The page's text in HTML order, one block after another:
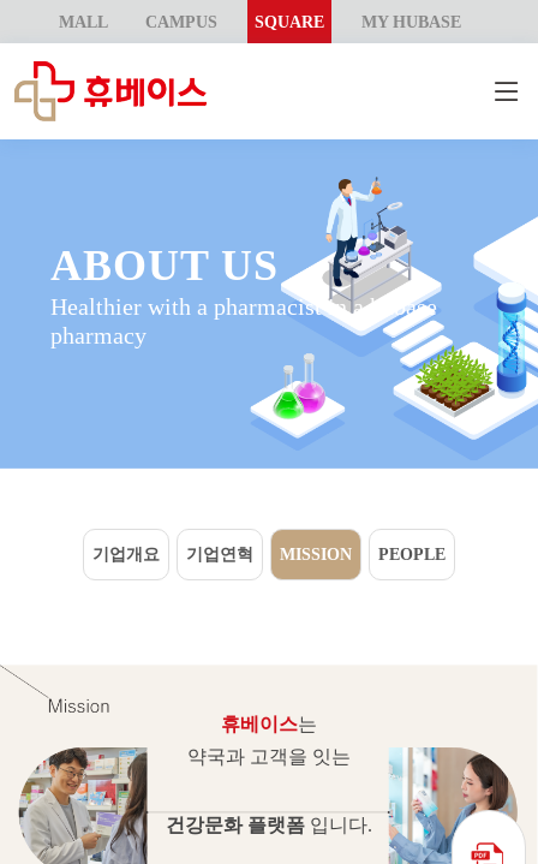
MALL CAMPUS SQUARE MY HUBASE
ABOUT US
Healthier with a pharmacist in a hubase
pharmacy
기업개요 기업연혁 MISSION PEOPLE
휴베이스는
약국과 고객을 잇는
건강문화 플랫폼 입니다.